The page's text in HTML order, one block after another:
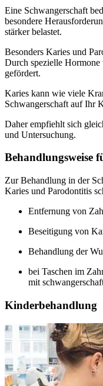
Eine Schwangerschaft
besondere
stärker belastet.
Besonders Karies und
Durch spezielle
gefördert.
Karies kann wie viele
Schwangerschaft auf Ihr
Daher empfiehlt sich
und Untersuchung.
Behandlungsweise
Zur Behandlung in der
Karies und Parodontitis
Entfernung von
Beseitigung von
Behandlung der
bei Taschen im
mit
Kinderbehandlung